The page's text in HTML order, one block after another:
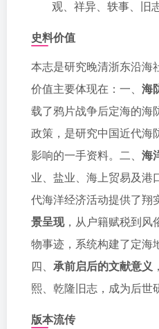
观、祥异、轶事、旧
史料价值
本志是研究晚清浙东沿海
价值主要体现在：一、 海
载了鸦片战争后定海的海
政策，是研究中国近代海
影响的一手资料。二、 海
业、盐业、海上贸易及港
代海洋经济活动提供了翔
景呈现，从户籍赋税到风
物事迹，系统构建了定海
四、 承前启后的文献意义
熙、乾隆旧志，成为后世
版本流传